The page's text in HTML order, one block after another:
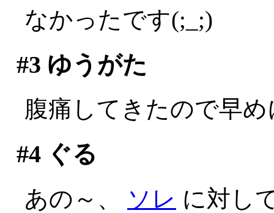
なかったです(;_;)
#3 ゆうがた
腹痛してきたので早
#4ぐる
あの～、 ソレ に対し